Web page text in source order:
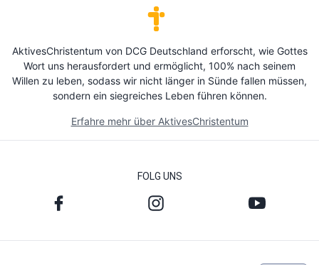
AktivesChristentum von DCG Deutschland erforscht, wie Gottes
Wort uns herausfordert und ermöglicht, 100% nach seinem
Willen zu leben, sodass wir nicht länger in Sünde fallen müssen,
sondern ein siegreiches Leben führen können.
Erfahre mehr über AktivesChristentum
FOLG UNS